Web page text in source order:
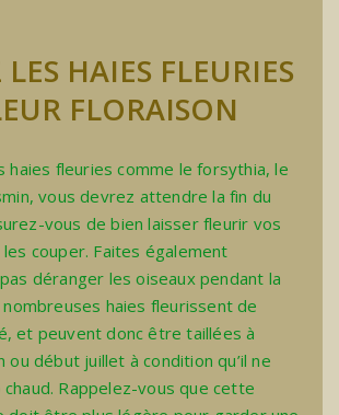
HAIES FLEURIES
FLORAISON
haies fleuries comme le forsythia, le
vous devrez attendre la fin du
vous de bien laisser fleurir vos
couper. Faites également
déranger les oiseaux pendant la
haies fleurissent de
et peuvent donc être taillées à
ou début juillet à condition qu’il ne
Rappelez-vous que cette